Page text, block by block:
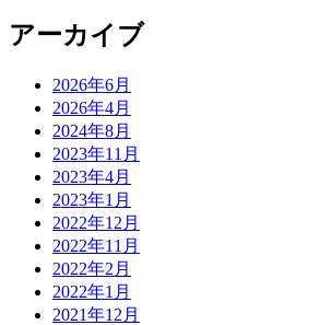
アーカイブ
2026年6月
2026年4月
2024年8月
2023年11月
2023年4月
2023年1月
2022年12月
2022年11月
2022年2月
2022年1月
2021年12月